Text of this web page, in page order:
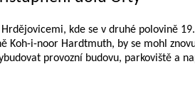
kde se v druhé polovině
Koh-i-noor Hardtmuth, by se mohl
provozní budovu, parkoviště a